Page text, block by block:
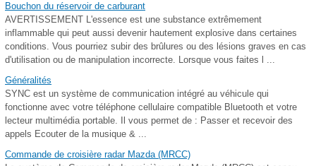
Bouchon du réservoir de carburant
AVERTISSEMENT L'essence est une substance extrêmement
inflammable qui peut aussi devenir hautement explosive dans certaines
conditions. Vous pourriez subir des brûlures ou des lésions graves en cas
d'utilisation ou de manipulation incorrecte. Lorsque vous faites l ...
Généralités
SYNC est un système de communication intégré au véhicule qui
fonctionne avec votre téléphone cellulaire compatible Bluetooth et votre
lecteur multimédia portable. Il vous permet de : Passer et recevoir des
appels Ecouter de la musique & ...
Commande de croisière radar Mazda (MRCC)